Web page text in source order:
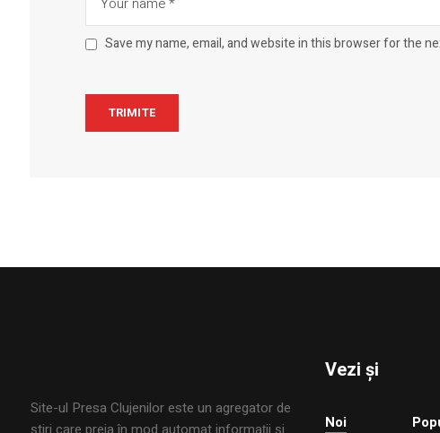
Save my name, email, and website in this browser for the
Site-ul Presa Clujenilor este un agregator de
Vezi și
Noi